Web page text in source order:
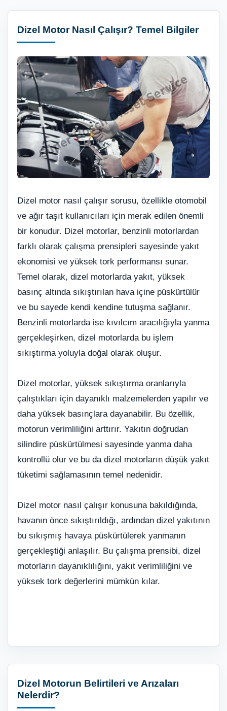
Dizel Motor Nasıl Çalışır? Temel Bilgiler
Dizel motor nasıl çalışır sorusu, özellikle otomobil
ve ağır taşıt kullanıcıları için merak edilen önemli
bir konudur. Dizel motorlar, benzinli motorlardan
farklı olarak çalışma prensipleri sayesinde yakıt
ekonomisi ve yüksek tork performansı sunar.
Temel olarak, dizel motorlarda yakıt, yüksek
basınç altında sıkıştırılan hava içine püskürtülür
ve bu sayede kendi kendine tutuşma sağlanır.
Benzinli motorlarda ise kıvılcım aracılığıyla yanma
gerçekleşirken, dizel motorlarda bu işlem
sıkıştırma yoluyla doğal olarak oluşur.
Dizel motorlar, yüksek sıkıştırma oranlarıyla
çalıştıkları için dayanıklı malzemelerden yapılır ve
daha yüksek basınçlara dayanabilir. Bu özellik,
motorun verimliliğini arttırır. Yakıtın doğrudan
silindire püskürtülmesi sayesinde yanma daha
kontrollü olur ve bu da dizel motorların düşük yakıt
tüketimi sağlamasının temel nedenidir.
Dizel motor nasıl çalışır konusuna bakıldığında,
havanın önce sıkıştırıldığı, ardından dizel yakıtının
bu sıkışmış havaya püskürtülerek yanmanın
gerçekleştiği anlaşılır. Bu çalışma prensibi, dizel
motorların dayanıklılığını, yakıt verimliliğini ve
yüksek tork değerlerini mümkün kılar.
Dizel Motorun Belirtileri ve Arızaları
Nelerdir?